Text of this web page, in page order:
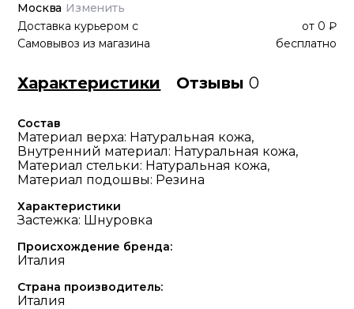
Москва Изменить
Доставка курьером с от 0 ₽
Самовывоз из магазина
бесплатно
Характеристики Отзывы0
Состав
Материал верха: Натуральная кожа,
Внутренний материал: Натуральная кожа,
Материал стельки: Натуральная кожа,
Материал подошвы: Резина
Характеристики
Застежка: Шнуровка
Происхождение бренда:
Италия
Страна производитель:
Италия